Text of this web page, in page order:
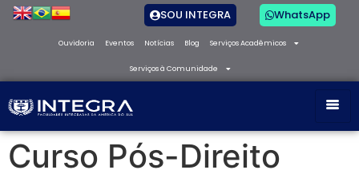
SOU INTEGRA WhatsApp
Ouvidoria Eventos Notícias Blog Serviços Acadêmicos
Serviços à Comunidade
Curso Pós-Direito